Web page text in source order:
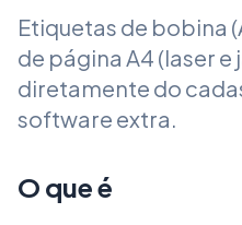
Etiquetas de bobina
de página A4 (laser
diretamente do
software extra.
O que é